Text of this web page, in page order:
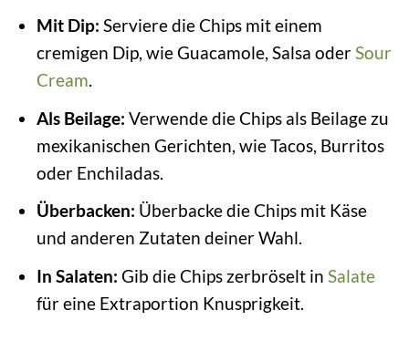
Mit Dip: Serviere die Chips mit einem
cremigen Dip, wie Guacamole, Salsa oderSour
Cream.
Als Beilage: Verwende die Chips als Beilage zu
mexikanischen Gerichten, wie Tacos, Burritos
oder Enchiladas.
Überbacken: Überbacke die Chips mit Käse
und anderen Zutaten deiner Wahl.
In Salaten: Gib die Chips zerbröselt in Salate
für eine Extraportion Knusprigkeit.